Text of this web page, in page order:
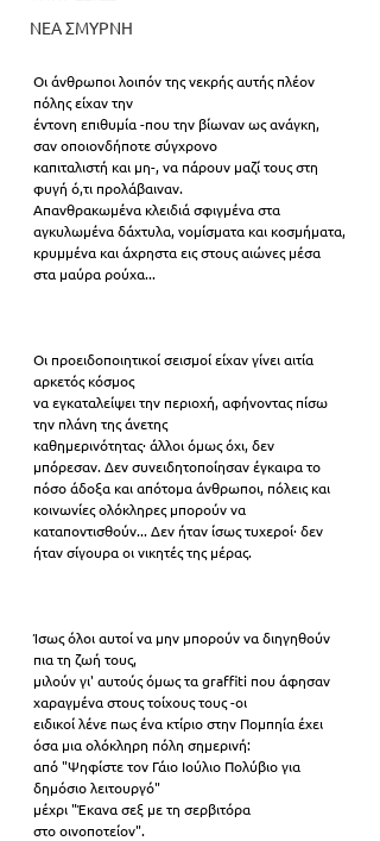
ΝΕΑ ΣΜΥΡΝΗ
Οι άνθρωποι λοιπόν της νεκρής αυτής πλέον
πόλης είχαν την
έντονη επιθυμία -που την βίωναν ως ανάγκη,
σαν οποιονδήποτε σύγχρονο
καπιταλιστή και μη-, να πάρουν μαζί τους στη
φυγή ό,τι προλάβαιναν.
Απανθρακωμένα κλειδιά σφιγμένα στα
αγκυλωμένα δάχτυλα, νομίσματα και κοσμήματα,
κρυμμένα και άχρηστα εις στους αιώνες μέσα
στα μαύρα ρούχα...
Οι προειδοποιητικοί σεισμοί είχαν γίνει αιτία
αρκετός κόσμος
να εγκαταλείψει την περιοχή, αφήνοντας πίσω
την πλάνη της άνετης
καθημερινότητας· άλλοι όμως όχι, δεν
μπόρεσαν. Δεν συνειδητοποίησαν έγκαιρα το
πόσο άδοξα και απότομα άνθρωποι, πόλεις και
κοινωνίες ολόκληρες μπορούν να
καταποντισθούν... Δεν ήταν ίσως τυχεροί· δεν
ήταν σίγουρα οι νικητές της μέρας.
Ίσως όλοι αυτοί να μην μπορούν να διηγηθούν
πια τη ζωή τους,
μιλούν γι' αυτούς όμως τα graffiti που άφησαν
χαραγμένα στους τοίχους τους -οι
ειδικοί λένε πως ένα κτίριο στην Πομπηία έχει
όσα μια ολόκληρη πόλη σημερινή:
από "Ψηφίστε τον Γάιο Ιούλιο Πολύβιο για
δημόσιο λειτουργό"
μέχρι "Έκανα σεξ με τη σερβιτόρα
στο οινοποτείον".